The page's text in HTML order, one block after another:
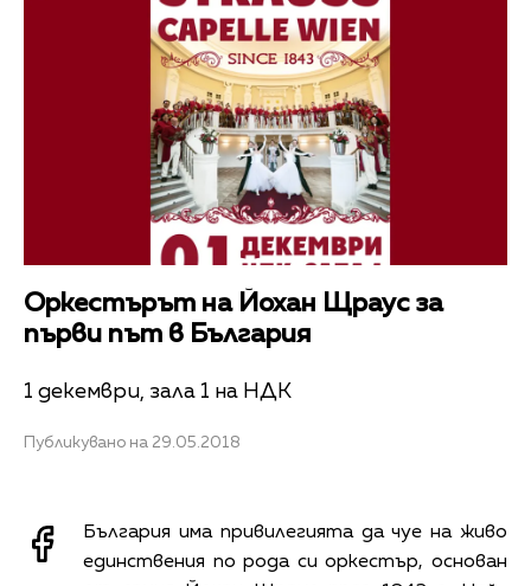
Оркестърът на Йохан Щраус за
първи път в България
1 декември, зала 1 на НДК
Публикувано на 29.05.2018
България има привилегията да чуе на живо
единствения по рода си оркестър, основан